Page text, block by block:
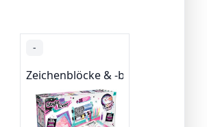
-
Zeichenblöcke & -bücher